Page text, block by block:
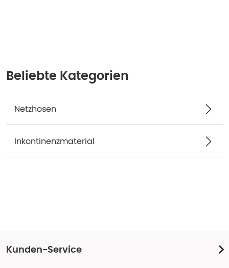
Beliebte Kategorien
Netzhosen
Inkontinenzmaterial
Kunden-Service